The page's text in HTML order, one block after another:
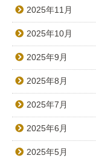
2025年11月
2025年10月
2025年9月
2025年8月
2025年7月
2025年6月
2025年5月